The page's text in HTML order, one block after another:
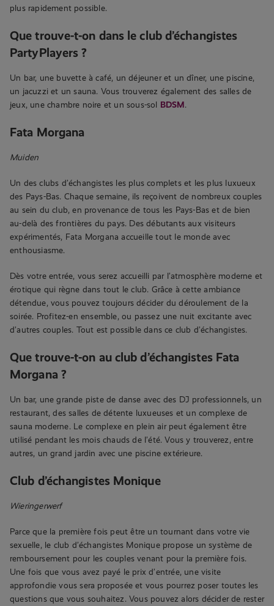
plus rapidement possible.
Que trouve-t-on dans le club d’échangistes
PartyPlayers ?
Un bar, une buvette à café, un déjeuner et un dîner, une piscine,
un jacuzzi et un sauna. Vous trouverez également des salles de
jeux, une chambre noire et un sous-sol BDSM.
Fata Morgana
Muiden
Un des clubs d’échangistes les plus complets et les plus luxueux
des Pays-Bas. Chaque semaine, ils reçoivent de nombreux couples
au sein du club, en provenance de tous les Pays-Bas et de bien
au-delà des frontières du pays. Des débutants aux visiteurs
expérimentés, Fata Morgana accueille tout le monde avec
enthousiasme.
Dès votre entrée, vous serez accueilli par l’atmosphère moderne et
érotique qui règne dans tout le club. Grâce à cette ambiance
détendue, vous pouvez toujours décider du déroulement de la
soirée. Profitez-en ensemble, ou passez une nuit excitante avec
d’autres couples. Tout est possible dans ce club d’échangistes.
Que trouve-t-on au club d’échangistes Fata
Morgana ?
Un bar, une grande piste de danse avec des DJ professionnels, un
restaurant, des salles de détente luxueuses et un complexe de
sauna moderne. Le complexe en plein air peut également être
utilisé pendant les mois chauds de l’été. Vous y trouverez, entre
autres, un grand jardin avec une piscine extérieure.
Club d’échangistes Monique
Wieringerwerf
Parce que la première fois peut être un tournant dans votre vie
sexuelle, le club d’échangistes Monique propose un système de
remboursement pour les couples venant pour la première fois.
Une fois que vous avez payé le prix d’entrée, une visite
approfondie vous sera proposée et vous pourrez poser toutes les
questions que vous souhaitez. Vous pouvez alors décider de rester